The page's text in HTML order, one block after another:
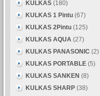
KULKAS (180)
KULKAS 1 Pintu (67)
KULKAS 2Pintu (125)
KULKAS AQUA (27)
KULKAS PANASONIC (2)
KULKAS PORTABLE (5)
KULKAS SANKEN (8)
KULKAS SHARP (38)